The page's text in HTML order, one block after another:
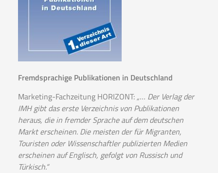
Fremdsprachige Publikationen in Deutschland
Marketing-Fachzeitung HORIZONT:„… Der Verlag der
IMH gibt das erste Verzeichnis von Publikationen
heraus, die in fremder Sprache auf dem deutschen
Markt erscheinen. Die meisten der für Migranten,
Touristen oder Wissenschaftler publizierten Medien
erscheinen auf Englisch, gefolgt von Russisch und
Türkisch.“